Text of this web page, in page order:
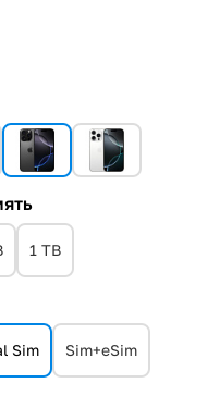
1 TB
Sim Sim+eSim